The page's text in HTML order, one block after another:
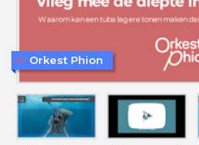
Orkest Phion